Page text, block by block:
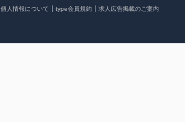
個人情報について type会員規約 求人広告掲載のご案内